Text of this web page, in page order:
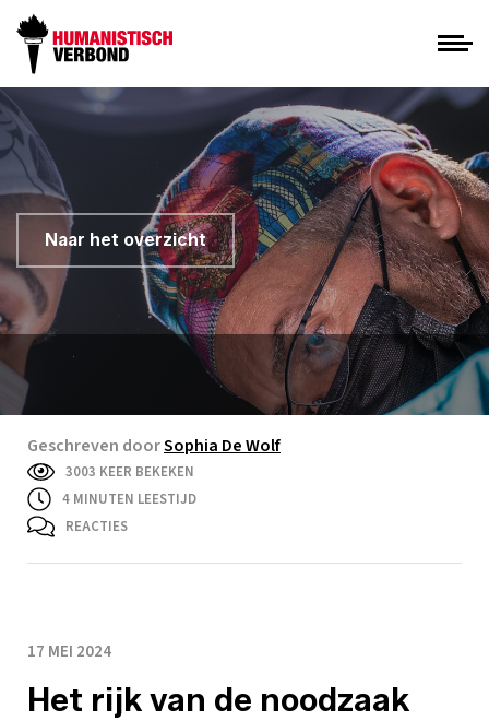
Naar het overzicht
Geschreven doorSophia De Wolf
3003 KEER BEKEKEN
4 MINUTEN LEESTIJD
REACTIES
17 MEI 2024
Het rijk van de noodzaak